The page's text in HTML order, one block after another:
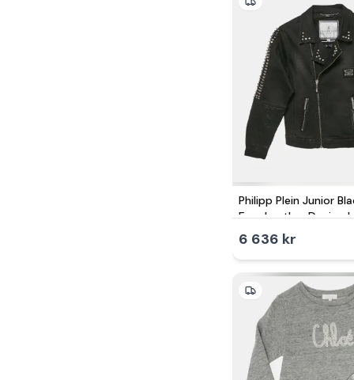
Philipp Plein Junior
Faux Leather Denim
6 636 kr